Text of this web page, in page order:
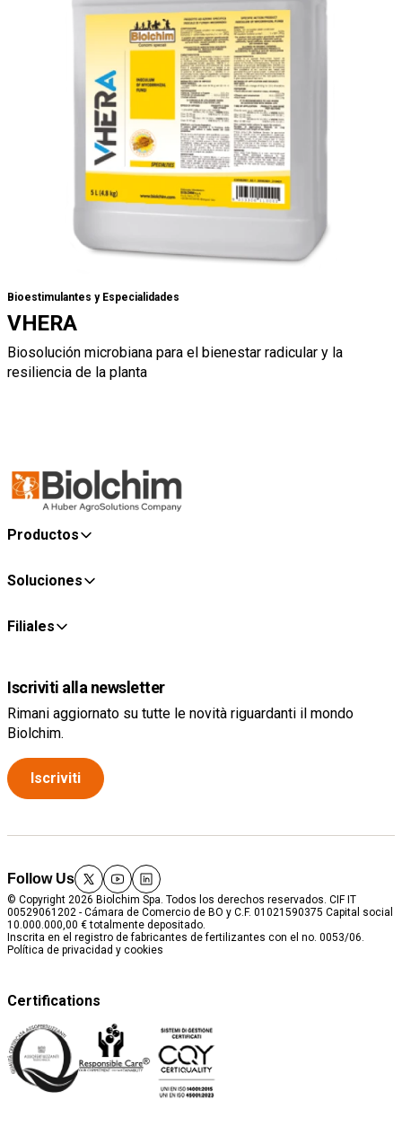
Bioestimulantes y Especialidades
VHERA
Biosolución microbiana para el bienestar radicular y la
resiliencia de la planta
Productos
Soluciones
Filiales
Iscriviti alla newsletter
Rimani aggiornato su tutte le novità riguardanti il mondo
Biolchim.
Iscriviti
Follow Us
twitteryoutubelinkedin
© Copyright 2026 Biolchim Spa. Todos los derechos reservados. CIF IT
00529061202 - Cámara de Comercio de BO y C.F. 01021590375 Capital social
10.000.000,00 € totalmente depositado.
Inscrita en el registro de fabricantes de fertilizantes con el no. 0053/06.
Política de privacidad y cookies
Certifications